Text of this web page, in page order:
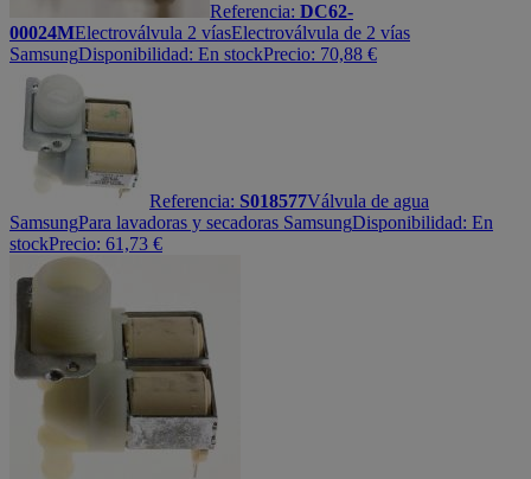
Referencia: DC62-
00024MElectroválvula 2 víasElectroválvula de 2 vías
SamsungDisponibilidad: En stockPrecio: 70,88 €
Referencia: S018577Válvula de agua
SamsungPara lavadoras y secadoras SamsungDisponibilidad: En
stockPrecio: 61,73 €